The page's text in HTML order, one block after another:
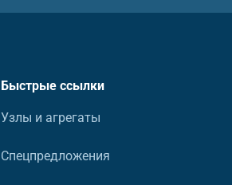
Быстрые ссылки
Узлы и агрегаты
Спецпредложения